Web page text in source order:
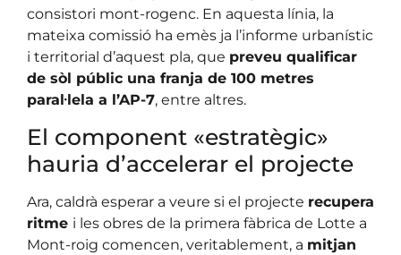
consistori mont-rogenc. En aquesta línia, la
mateixa comissió ha emès ja l’informe urbanístic
i territorial d’aquest pla, que preveu qualificar
de sòl públic una franja de 100 metres
paral·lela a l’AP-7, entre altres.
El component «estratègic»
hauria d’accelerar el projecte
Ara, caldrà esperar a veure si el projecte recupera
ritme i les obres de la primera fàbrica de Lotte a
Mont-roig comencen, veritablement, a mitjan